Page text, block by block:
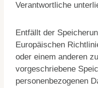
Verantwortliche
Entfällt der
Europäischen
oder einem anderen
vorgeschriebene
personenbezogenen